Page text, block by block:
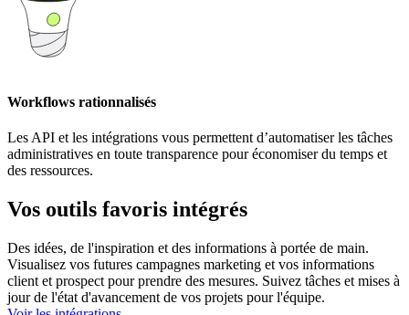
Workflows rationnalisés
Les API et les intégrations vous permettent d’automatiser les tâches
administratives en toute transparence pour économiser du temps et
des ressources.
Vos outils favoris intégrés
Des idées, de l'inspiration et des informations à portée de main.
Visualisez vos futures campagnes marketing et vos informations
client et prospect pour prendre des mesures. Suivez tâches et mises à
jour de l'état d'avancement de vos projets pour l'équipe.